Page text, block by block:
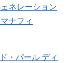
ネレーション
ナフィ